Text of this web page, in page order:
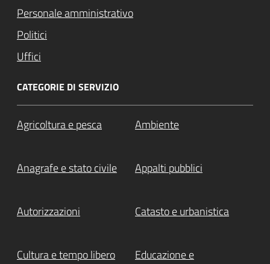
Personale amministrativo
Politici
Uffici
CATEGORIE DI SERVIZIO
Agricoltura e pesca Ambiente
Anagrafe e stato civile Appalti pubblici
Autorizzazioni Catasto e urbanistica
Cultura e tempo libero
Educazione e